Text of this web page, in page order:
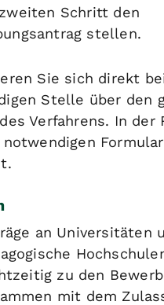
Schritt den
stellen.
Sie sich direkt
Stelle über den
Verfahrens. In der
notwendigen
an Universitäten
zu den
mit dem